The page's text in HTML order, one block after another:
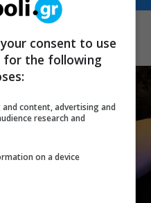
consent to use
for the following
content, advertising and
research and
on a device